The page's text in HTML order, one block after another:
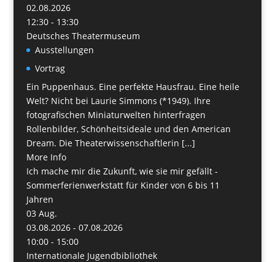
02.08.2026
12:30 - 13:30
Deutsches Theatermuseum
Ausstellungen
Vortrag
Ein Puppenhaus. Eine perfekte Hausfrau. Eine heile
Welt? Nicht bei Laurie Simmons (*1949). Ihre
fotografischen Miniaturwelten hinterfragen
Rollenbilder, Schönheitsideale und den American
Dream. Die Theaterwissenschaftlerin [...]
More Info
Ich mache mir die Zukunft, wie sie mir gefällt -
Sommerferienwerkstatt für Kinder von 6 bis 11
Jahren
03 Aug.
03.08.2026 - 07.08.2026
10:00 - 15:00
Internationale Jugendbibliothek